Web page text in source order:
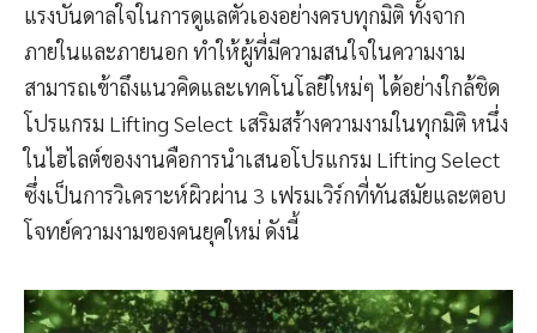
แรงบันดาลใจในการดูแลตัวเองอย่างครบทุกมิติ ทั้งจาก
ภายในและภายนอก ทำให้ผู้ที่มีความสนใจในความงาม
สามารถเข้าถึงแนวคิดและเทคโนโลยีใหม่ๆ ได้อย่างใกล้ชิด
โปรแกรม Lifting Select เสริมสร้างความงามในทุกมิติ หนึ่ง
ในไฮไลต์ของงานคือการนำเสนอโปรแกรม Lifting Select
ซึ่งเป็นการวิเคราะห์ผิวผ่าน 3 เฟรมเวิร์กที่ทันสมัยและตอบ
โจทย์ความงามของคนยุคใหม่ ดังนี้